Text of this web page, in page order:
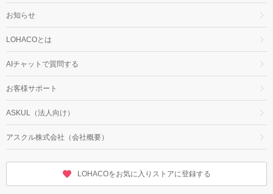
お知らせ
LOHACOとは
AIチャットで質問する
お客様サポート
ASKUL（法人向け）
アスクル株式会社（会社概要）
LOHACOをお気に入りストアに登録する